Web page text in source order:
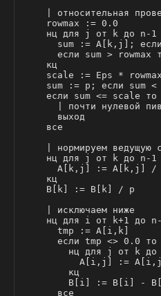
| относительная
    rowmax := 0.0
    нц для j от k до n-1
sum := A[k,j];
если sum > rowmax
    кц
    scale := Eps * rowmax
sum := p; если sum
    если sum <= scale то
| почти нулевой
      выход
    все
| нормируем ведущую
    нц для j от k до n-1
A[k,j] := A[k,j] /
    кц
    B[k] := B[k] / p
    | исключаем ниже
нц для i от k+1 до
      tmp := A[i,k]
      если tmp <> 0.0 то
нц для j от k до
A[i,j] :=
        кц
B[i] := B[i] -
      все